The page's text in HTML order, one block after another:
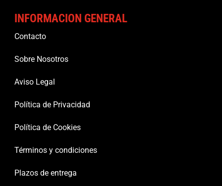
INFORMACION GENERAL
Contacto
Sobre Nosotros
Aviso Legal
Política de Privacidad
Política de Cookies
Términos y condiciones
Plazos de entrega